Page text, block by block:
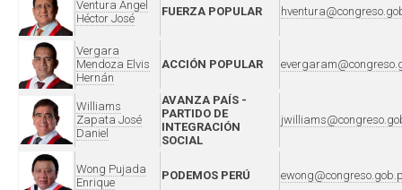
Ventura Angel
Héctor José
FUERZA POPULAR
Vergara
Mendoza Elvis
Hernán
ACCIÓN POPULAR
Williams
Zapata José
Daniel
AVANZA PAÍS -
PARTIDO DE
INTEGRACIÓN
SOCIAL
Wong Pujada
Enrique
PODEMOS PERÚ